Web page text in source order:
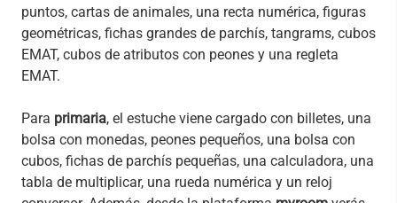
puntos, cartas de animales, una recta numérica, figuras
geométricas, fichas grandes de parchís, tangrams, cubos
EMAT, cubos de atributos con peones y una regleta
EMAT.
Para primaria, el estuche viene cargado con billetes, una
bolsa con monedas, peones pequeños, una bolsa con
cubos, fichas de parchís pequeñas, una calculadora, una
tabla de multiplicar, una rueda numérica y un reloj